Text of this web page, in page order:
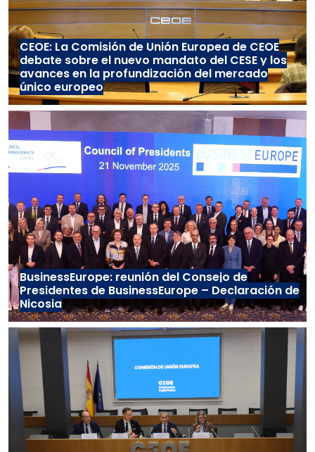
CEOE: La Comisión de Unión Europea de CEOE
debate sobre el nuevo mandato del CESE y los
avances en la profundización del mercado
único europeo
BusinessEurope: reunión del Consejo de
Presidentes de BusinessEurope – Declaración de
Nicosia